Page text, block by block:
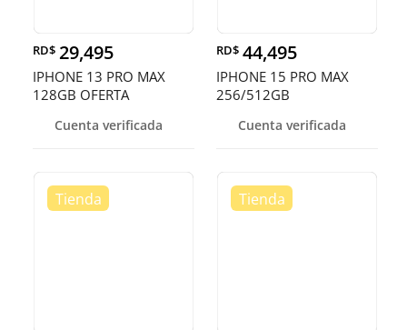
RD$ 29,495
IPHONE 13 PRO MAX
128GB OFERTA
Cuenta verificada
RD$ 44,495
IPHONE 15 PRO MAX
256/512GB
OFERTA
Cuenta verificada